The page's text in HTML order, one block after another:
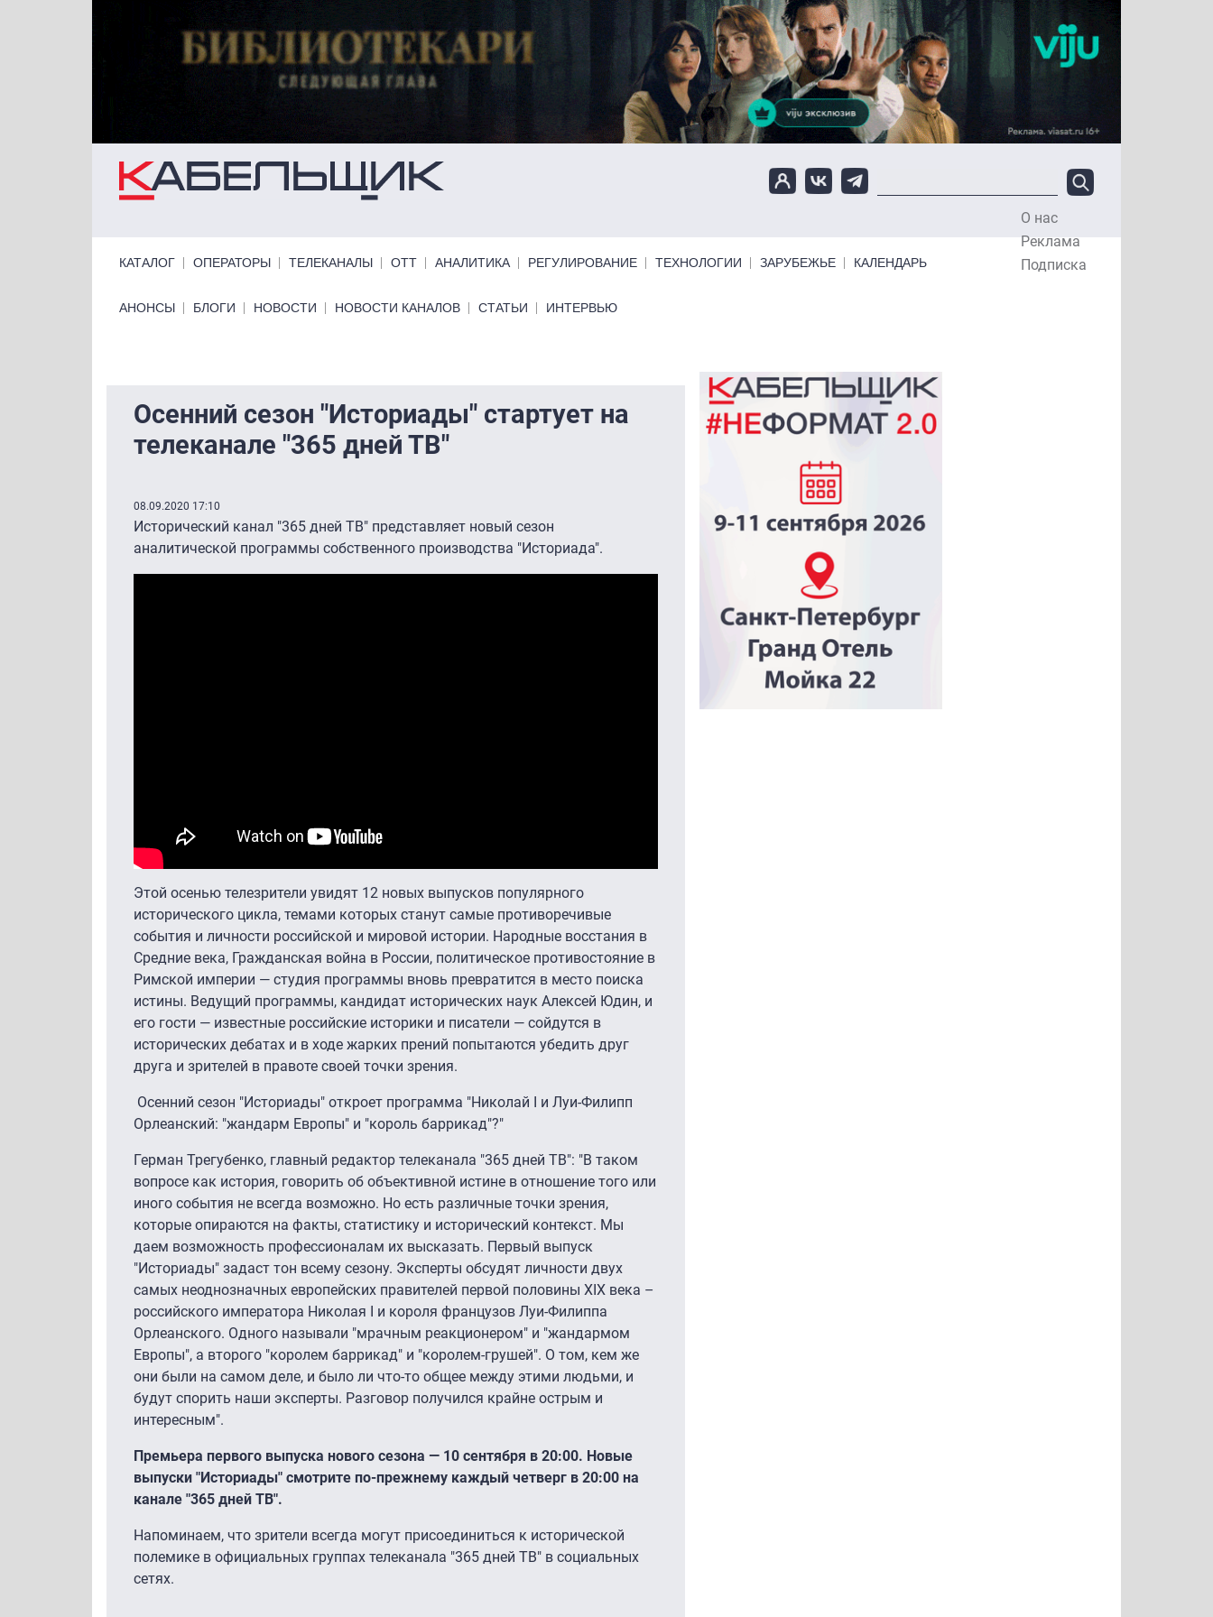
О нас
Реклама
Подписка
КАТАЛОГ ОПЕРАТОРЫ ТЕЛЕКАНАЛЫ ОТТ АНАЛИТИКА РЕГУЛИРОВАНИЕ ТЕХНОЛОГИИ ЗАРУБЕЖЬЕ КАЛЕНДАРЬ
Primary links bottom
АНОНСЫ БЛОГИ НОВОСТИ НОВОСТИ КАНАЛОВ СТАТЬИ ИНТЕРВЬЮ
Осенний сезон "Историады" стартует на
телеканале "365 дней ТВ"
08.09.2020 17:10
Исторический канал "365 дней ТВ" представляет новый сезон
аналитической программы собственного производства "Историада".
Этой осенью телезрители увидят 12 новых выпусков популярного
исторического цикла, темами которых станут самые противоречивые
события и личности российской и мировой истории. Народные восстания в
Средние века, Гражданская война в России, политическое противостояние в
Римской империи — студия программы вновь превратится в место поиска
истины. Ведущий программы, кандидат исторических наук Алексей Юдин, и
его гости — известные российские историки и писатели — сойдутся в
исторических дебатах и в ходе жарких прений попытаются убедить друг
друга и зрителей в правоте своей точки зрения.
Осенний сезон "Историады" откроет программа "Николай I и Луи-Филипп
Орлеанский: "жандарм Европы" и "король баррикад"?"
Герман Трегубенко, главный редактор телеканала "365 дней ТВ": "В таком
вопросе как история, говорить об объективной истине в отношение того или
иного события не всегда возможно. Но есть различные точки зрения,
которые опираются на факты, статистику и исторический контекст. Мы
даем возможность профессионалам их высказать. Первый выпуск
"Историады" задаст тон всему сезону. Эксперты обсудят личности двух
самых неоднозначных европейских правителей первой половины XIX века –
российского императора Николая I и короля французов Луи-Филиппа
Орлеанского. Одного называли "мрачным реакционером" и "жандармом
Европы", а второго "королем баррикад" и "королем-грушей". О том, кем же
они были на самом деле, и было ли что-то общее между этими людьми, и
будут спорить наши эксперты. Разговор получился крайне острым и
интересным".
Премьера первого выпуска нового сезона ― 10 сентября в 20:00. Новые
выпуски "Историады" смотрите по-прежнему каждый четверг в 20:00 на
канале "365 дней ТВ".
Напоминаем, что зрители всегда могут присоединиться к исторической
полемике в официальных группах телеканала "365 дней ТВ" в социальных
сетях.